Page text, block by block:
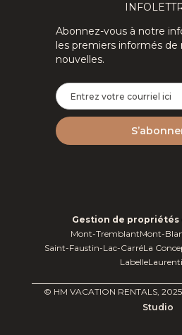
Abonnez-vous à notre
les premiers informés de
nouvelles.
Gestion de propriétés
Mont-TremblantMont-
Saint-Faustin-Lac-CarréLa
Labelle
© HM VACATION RENTALS,
Studio